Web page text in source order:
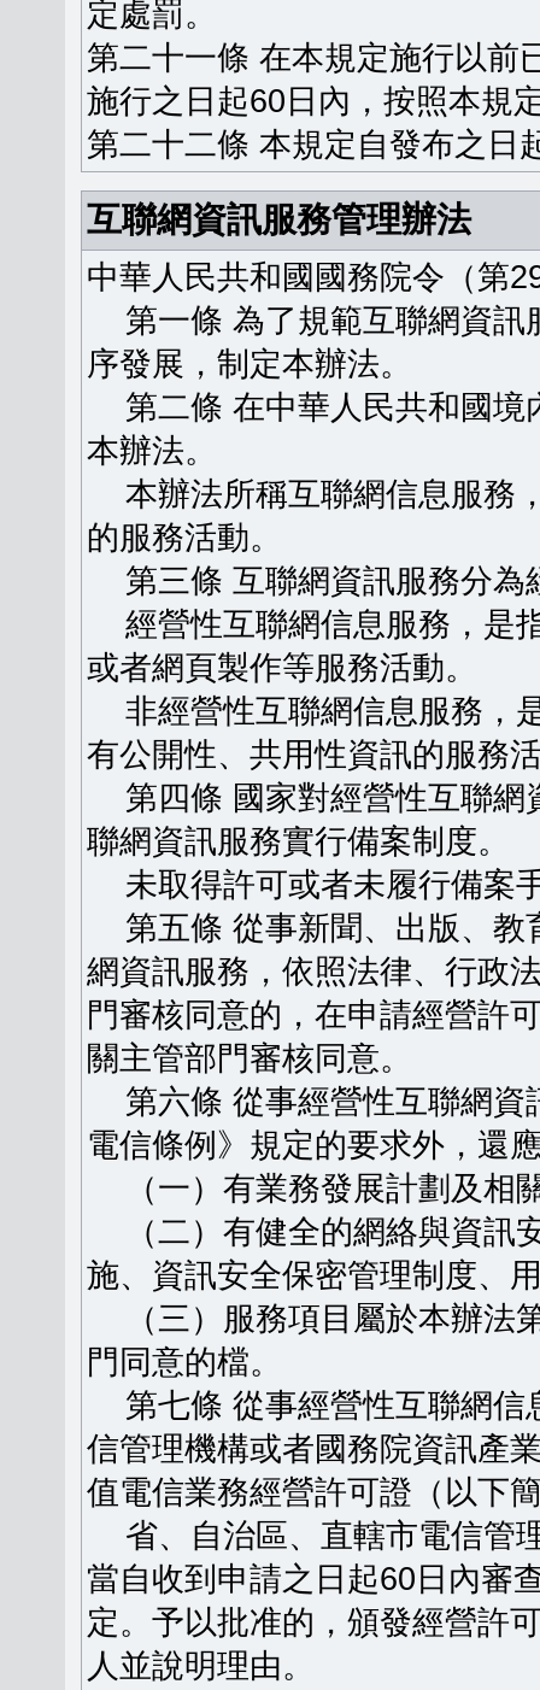
定處罰。
第二十一條 在本規定施行以前
施行之日起60日內，按照本規
第二十二條 本規定自發布之日
互聯網資訊服務管理辦法
中華人民共和國國務院令（第
第一條 為了規範互聯網資訊
序發展，制定本辦法。
第二條 在中華人民共和國境
本辦法。
本辦法所稱互聯網信息服務
的服務活動。
第三條 互聯網資訊服務分為
經營性互聯網信息服務，是
或者網頁製作等服務活動。
非經營性互聯網信息服務，
有公開性、共用性資訊的服務
第四條 國家對經營性互聯網
聯網資訊服務實行備案制度。
未取得許可或者未履行備案
第五條 從事新聞、出版、教
網資訊服務，依照法律、行政
門審核同意的，在申請經營許
關主管部門審核同意。
第六條 從事經營性互聯網資
電信條例》規定的要求外，還
（一）有業務發展計劃及相
（二）有健全的網絡與資訊
施、資訊安全保密管理制度、
（三）服務項目屬於本辦法
門同意的檔。
第七條 從事經營性互聯網信
信管理機構或者國務院資訊產
值電信業務經營許可證（以下
省、自治區、直轄市電信管
當自收到申請之日起60日內審
定。予以批准的，頒發經營許
人並說明理由。